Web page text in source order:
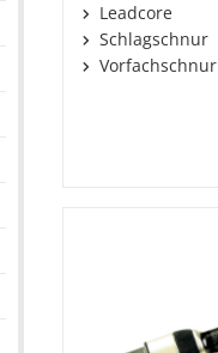
Leadcore
Schlagschnur
Vorfachschnur